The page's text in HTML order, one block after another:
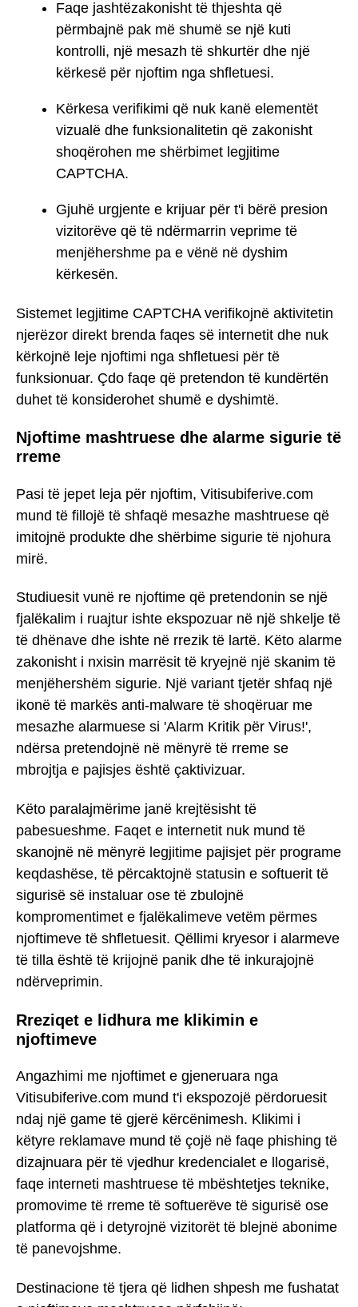
Faqe jashtëzakonisht të thjeshta që
përmbajnë pak më shumë se një kuti
kontrolli, një mesazh të shkurtër dhe një
kërkesë për njoftim nga shfletuesi.
Kërkesa verifikimi që nuk kanë elementët
vizualë dhe funksionalitetin që zakonisht
shoqërohen me shërbimet legjitime
CAPTCHA.
Gjuhë urgjente e krijuar për t'i bërë presion
vizitorëve që të ndërmarrin veprime të
menjëhershme pa e vënë në dyshim
kërkesën.
Sistemet legjitime CAPTCHA verifikojnë aktivitetin
njerëzor direkt brenda faqes së internetit dhe nuk
kërkojnë leje njoftimi nga shfletuesi për të
funksionuar. Çdo faqe që pretendon të kundërtën
duhet të konsiderohet shumë e dyshimtë.
Njoftime mashtruese dhe alarme sigurie të
rreme
Pasi të jepet leja për njoftim, Vitisubiferive.com
mund të fillojë të shfaqë mesazhe mashtruese që
imitojnë produkte dhe shërbime sigurie të njohura
mirë.
Studiuesit vunë re njoftime që pretendonin se një
fjalëkalim i ruajtur ishte ekspozuar në një shkelje të
të dhënave dhe ishte në rrezik të lartë. Këto alarme
zakonisht i nxisin marrësit të kryejnë një skanim të
menjëhershëm sigurie. Një variant tjetër shfaq një
ikonë të markës anti-malware të shoqëruar me
mesazhe alarmuese si 'Alarm Kritik për Virus!',
ndërsa pretendojnë në mënyrë të rreme se
mbrojtja e pajisjes është çaktivizuar.
Këto paralajmërime janë krejtësisht të
pabesueshme. Faqet e internetit nuk mund të
skanojnë në mënyrë legjitime pajisjet për programe
keqdashëse, të përcaktojnë statusin e softuerit të
sigurisë së instaluar ose të zbulojnë
kompromentimet e fjalëkalimeve vetëm përmes
njoftimeve të shfletuesit. Qëllimi kryesor i alarmeve
të tilla është të krijojnë panik dhe të inkurajojnë
ndërveprimin.
Rreziqet e lidhura me klikimin e
njoftimeve
Angazhimi me njoftimet e gjeneruara nga
Vitisubiferive.com mund t'i ekspozojë përdoruesit
ndaj një game të gjerë kërcënimesh. Klikimi i
këtyre reklamave mund të çojë në faqe phishing të
dizajnuara për të vjedhur kredencialet e llogarisë,
faqe interneti mashtruese të mbështetjes teknike,
promovime të rreme të softuerëve të sigurisë ose
platforma që i detyrojnë vizitorët të blejnë abonime
të panevojshme.
Destinacione të tjera që lidhen shpesh me fushatat